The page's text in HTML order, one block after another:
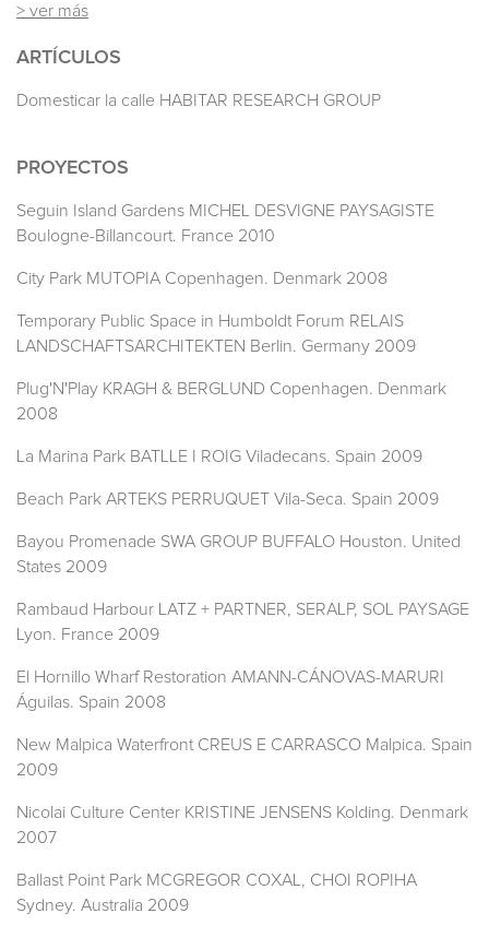
> ver más
ARTÍCULOS
Domesticar la calle HABITAR RESEARCH GROUP
PROYECTOS
Seguin Island Gardens MICHEL DESVIGNE PAYSAGISTE
Boulogne-Billancourt. France 2010
City Park MUTOPIA Copenhagen. Denmark 2008
Temporary Public Space in Humboldt Forum RELAIS
LANDSCHAFTSARCHITEKTEN Berlin. Germany 2009
Plug'N'Play KRAGH & BERGLUND Copenhagen. Denmark
2008
La Marina Park BATLLE I ROIG Viladecans. Spain 2009
Beach Park ARTEKS PERRUQUET Vila-Seca. Spain 2009
Bayou Promenade SWA GROUP BUFFALO Houston. United
States 2009
Rambaud Harbour LATZ + PARTNER, SERALP, SOL PAYSAGE
Lyon. France 2009
El Hornillo Wharf Restoration AMANN-CÁNOVAS-MARURI
Águilas. Spain 2008
New Malpica Waterfront CREUS E CARRASCO Malpica. Spain
2009
Nicolai Culture Center KRISTINE JENSENS Kolding. Denmark
2007
Ballast Point Park MCGREGOR COXAL, CHOI ROPIHA
Sydney. Australia 2009